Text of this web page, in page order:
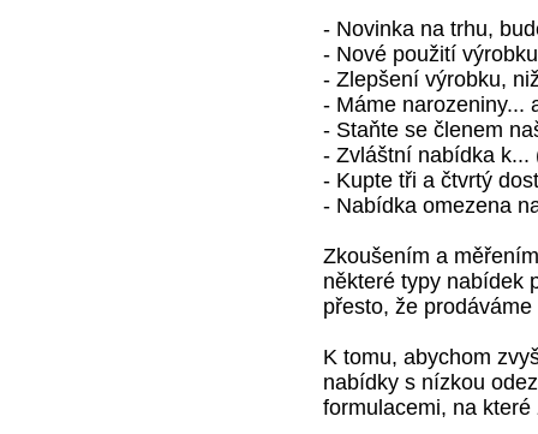
- Novinka na trhu,
- Nové použití
- Zlepšení výrobku,
- Máme narozeniny...
- Staňte se členem
- Zvláštní nabídka k...
- Kupte tři a čtvrtý
- Nabídka omezena
Zkoušením a
některé typy nabídek
přesto, že
K tomu, abychom
nabídky s nízkou
formulacemi, na